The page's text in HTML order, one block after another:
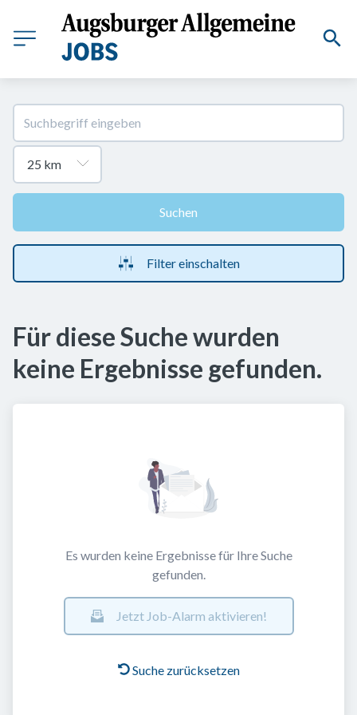
Suchen
Filter einschalten
Für diese Suche wurden
keine Ergebnisse gefunden.
Es wurden keine Ergebnisse für Ihre Suche
gefunden.
Jetzt Job-Alarm aktivieren!
Suche zurücksetzen